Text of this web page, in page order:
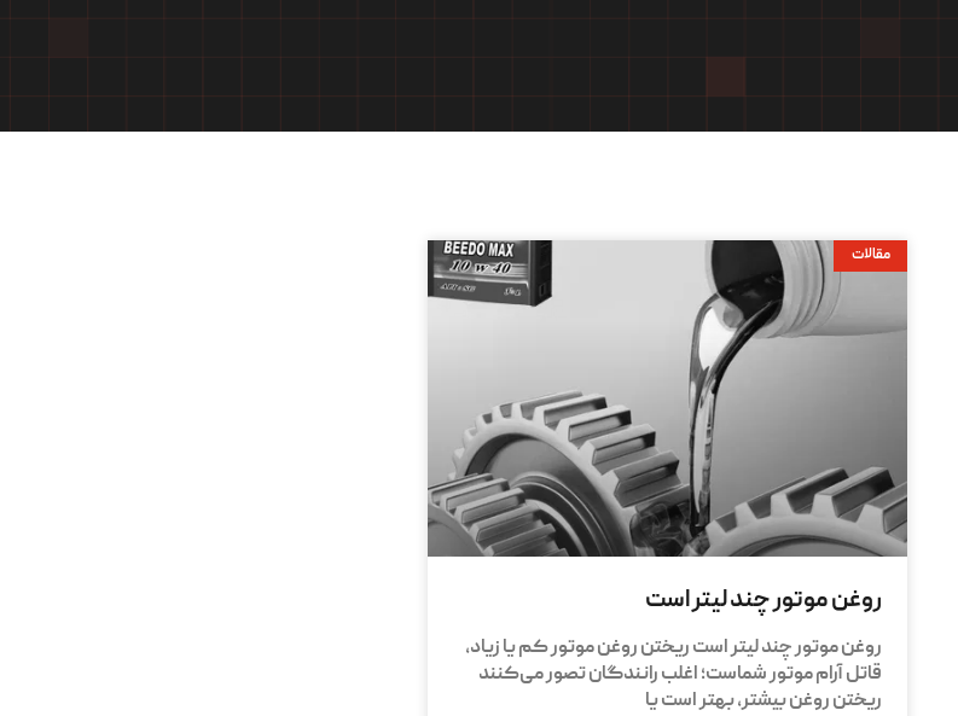
مقالات
روغن موتور چند لیتر است
روغن موتور چند لیتر است ریختن روغن موتور کم یا زیاد،
قاتل آرام موتور شماست؛ اغلب رانندگان تصور می‌کنند
ریختن روغن بیشتر، بهتر است یا